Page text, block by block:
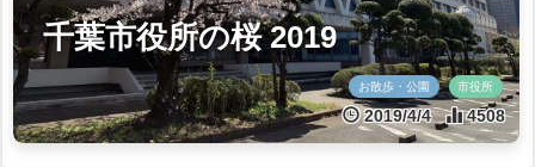
千葉市役所の桜 2019
お散歩・公園 市役所
2019/4/4 4508